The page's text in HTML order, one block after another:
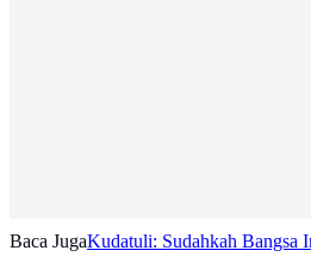
Baca JugaKudatuli: Sudahkah Bangsa